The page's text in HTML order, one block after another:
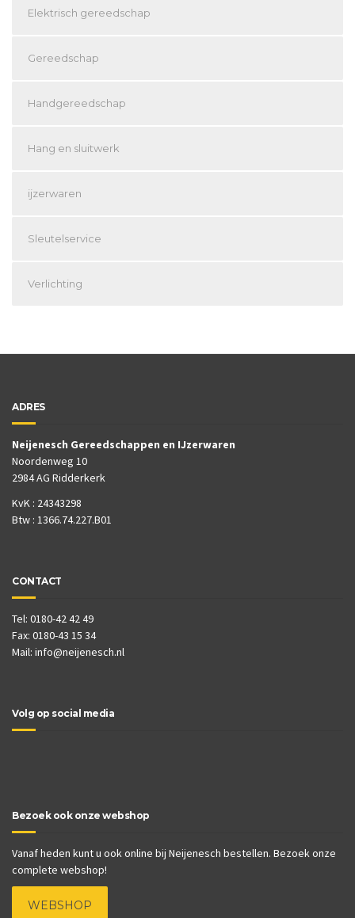
Elektrisch gereedschap
Gereedschap
Handgereedschap
Hang en sluitwerk
ijzerwaren
Sleutelservice
Verlichting
ADRES
Neijenesch Gereedschappen en IJzerwaren
Noordenweg 10
2984 AG Ridderkerk
KvK : 24343298
Btw : 1366.74.227.B01
CONTACT
Tel: 0180-42 42 49
Fax: 0180-43 15 34
Mail: info@neijenesch.nl
Volg op social media
Bezoek ook onze webshop
Vanaf heden kunt u ook online bij Neijenesch bestellen. Bezoek onze
complete webshop!
WEBSHOP